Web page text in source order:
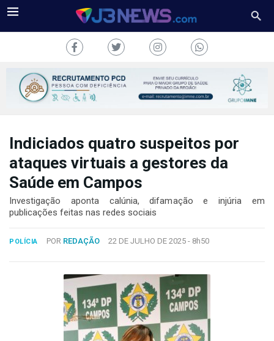
J3NEWS
COLUNAS
2024
Indiciados quatro suspeitos por
ataques virtuais a gestores da
Saúde em Campos
Investigação aponta calúnia, difamação e injúria em
publicações feitas nas redes sociais
POLÍCIA POR REDAÇÃO 22 DE JULHO DE 2025 - 8h50